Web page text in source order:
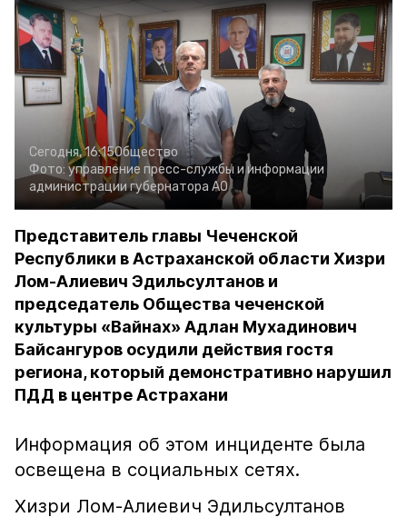
Сегодня, 16:15Общество
Фото: управление пресс-службы и информации
администрации губернатора АО
Представитель главы Чеченской
Республики в Астраханской области Хизри
Лом-Алиевич Эдильсултанов и
председатель Общества чеченской
культуры «Вайнах» Адлан Мухадинович
Байсангуров осудили действия гостя
региона, который демонстративно нарушил
ПДД в центре Астрахани
Информация об этом инциденте была
освещена в социальных сетях.
Хизри Лом-Алиевич Эдильсултанов